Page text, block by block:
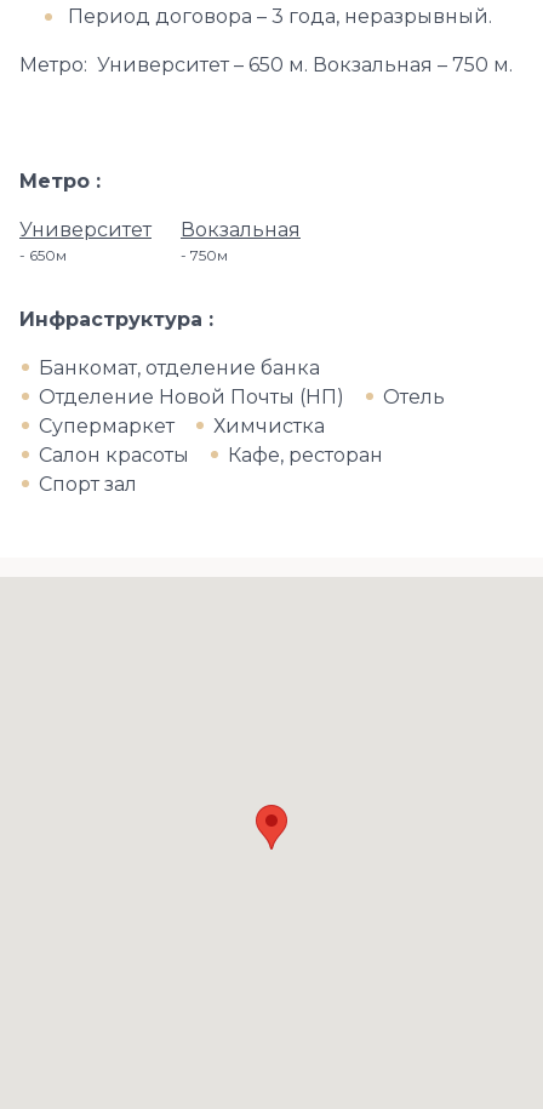
Период договора – 3 года, неразрывный.
Метро: Университет – 650 м. Вокзальная – 750 м.
Метро
Университет
650м
Вокзальная
750м
Инфраструктура
Банкомат, отделение банка
Отделение Новой Почты (НП)
Отель
Супермаркет
Химчистка
Салон красоты
Кафе, ресторан
Спорт зал